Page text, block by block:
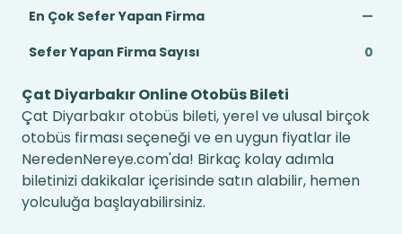
En Çok Sefer Yapan Firma
—
Sefer Yapan Firma Sayısı
0
Çat Diyarbakır Online Otobüs Bileti
Çat Diyarbakır otobüs bileti, yerel ve ulusal birçok
otobüs firması seçeneği ve en uygun fiyatlar ile
NeredenNereye.com'da! Birkaç kolay adımla
biletinizi dakikalar içerisinde satın alabilir, hemen
yolculuğa başlayabilirsiniz.